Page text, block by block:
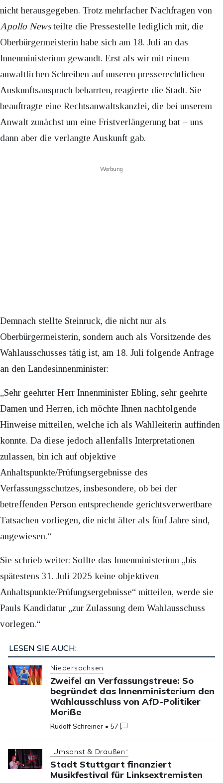
nicht herausgegeben. Trotz mehrfacher Nachfragen von
Apollo Newsteilte die Pressestelle lediglich mit, die
Oberbürgermeisterin habe sich am 18. Juli an das
Innenministerium gewandt. Erst als wir mit einem
anwaltlichen Schreiben auf unseren presserechtlichen
Auskunftsanspruch beharrten, reagierte die Stadt. Sie
beauftragte eine Rechtsanwaltskanzlei, die bei unserem
Anwalt zunächst um eine Fristverlängerung bat – uns
dann aber die verlangte Auskunft gab.
Werbung
Demnach stellte Steinruck, die nicht nur als
Oberbürgermeisterin, sondern auch als Vorsitzende des
Wahlausschusses tätig ist, am 18. Juli folgende Anfrage
an den Landesinnenminister:
„Sehr geehrter Herr Innenminister Ebling, sehr geehrte
Damen und Herren, ich möchte Ihnen nachfolgende
Hinweise mitteilen, welche ich als Wahlleiterin auffinden
konnte. Da diese jedoch allenfalls Interpretationen
zulassen, bin ich auf objektive
Anhaltspunkte/Prüfungsergebnisse des
Verfassungsschutzes, insbesondere, ob bei der
betreffenden Person entsprechende gerichtsverwertbare
Tatsachen vorliegen, die nicht älter als fünf Jahre sind,
angewiesen.“
Sie schrieb weiter: Sollte das Innenministerium „bis
spätestens 31. Juli 2025 keine objektiven
Anhaltspunkte/Prüfungsergebnisse“ mitteilen, werde sie
Pauls Kandidatur „zur Zulassung dem Wahlausschuss
vorlegen.“
LESEN SIE AUCH:
Niedersachsen
Zweifel an Verfassungstreue: So
begründet das Innenministerium den
Wahlausschluss von AfD-Politiker
Moriße
Rudolf Schreiner •57
„Umsonst & Draußen“
Stadt Stuttgart finanziert
Musikfestival für Linksextremisten